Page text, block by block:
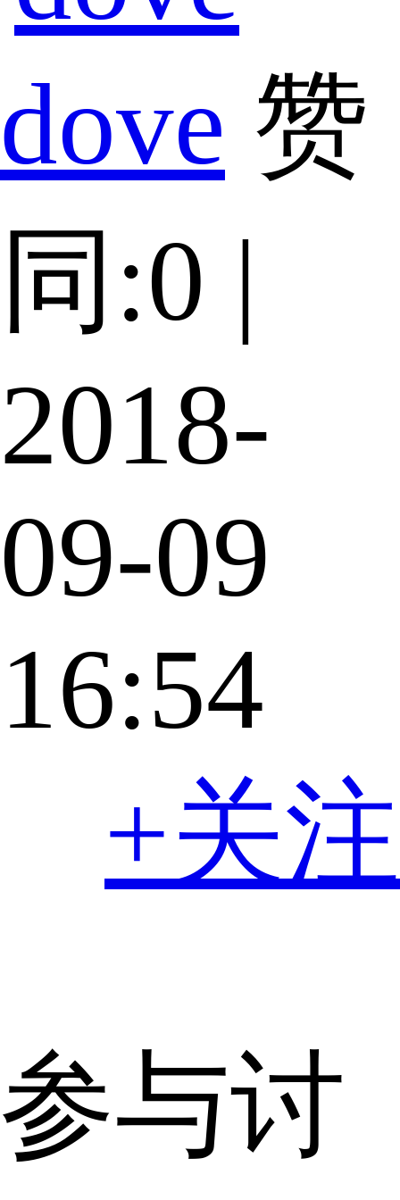
dove 赞
同:0 |
2018-
09-09
16:54
+关注
参与讨